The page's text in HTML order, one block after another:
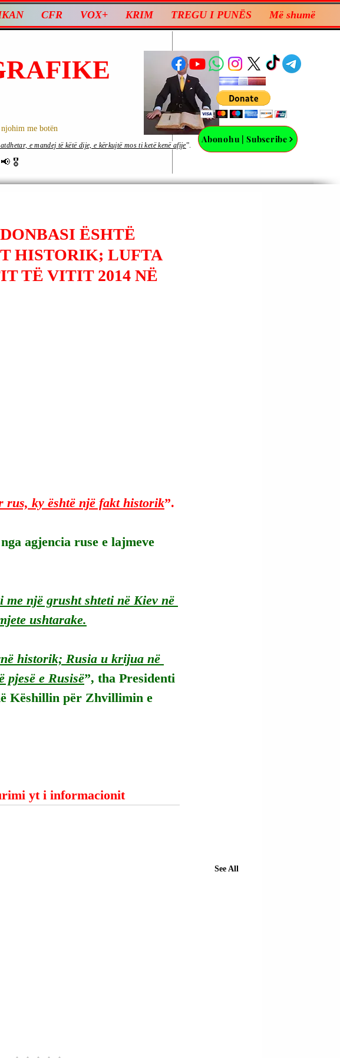
CFR VOX+ KRIM TREGU I PUNËS Më shumë
njohim me botën
🎖
Abonohu | Subscribe
e mandej të këtë dije, e kërkujtë mos ti ketë kenë afije”.
ËSHTË
HISTORIK; LUFTA
TË VITIT 2014 NË
rus, ky është një fakt historik”.
agjencia ruse e lajmeve
një grusht shteti në Kiev në
ushtarake.
historik; Rusia u krijua në
pjesë e Rusisë”, tha Presidenti
Këshillin për Zhvillimin e
yt i informacionit
See All